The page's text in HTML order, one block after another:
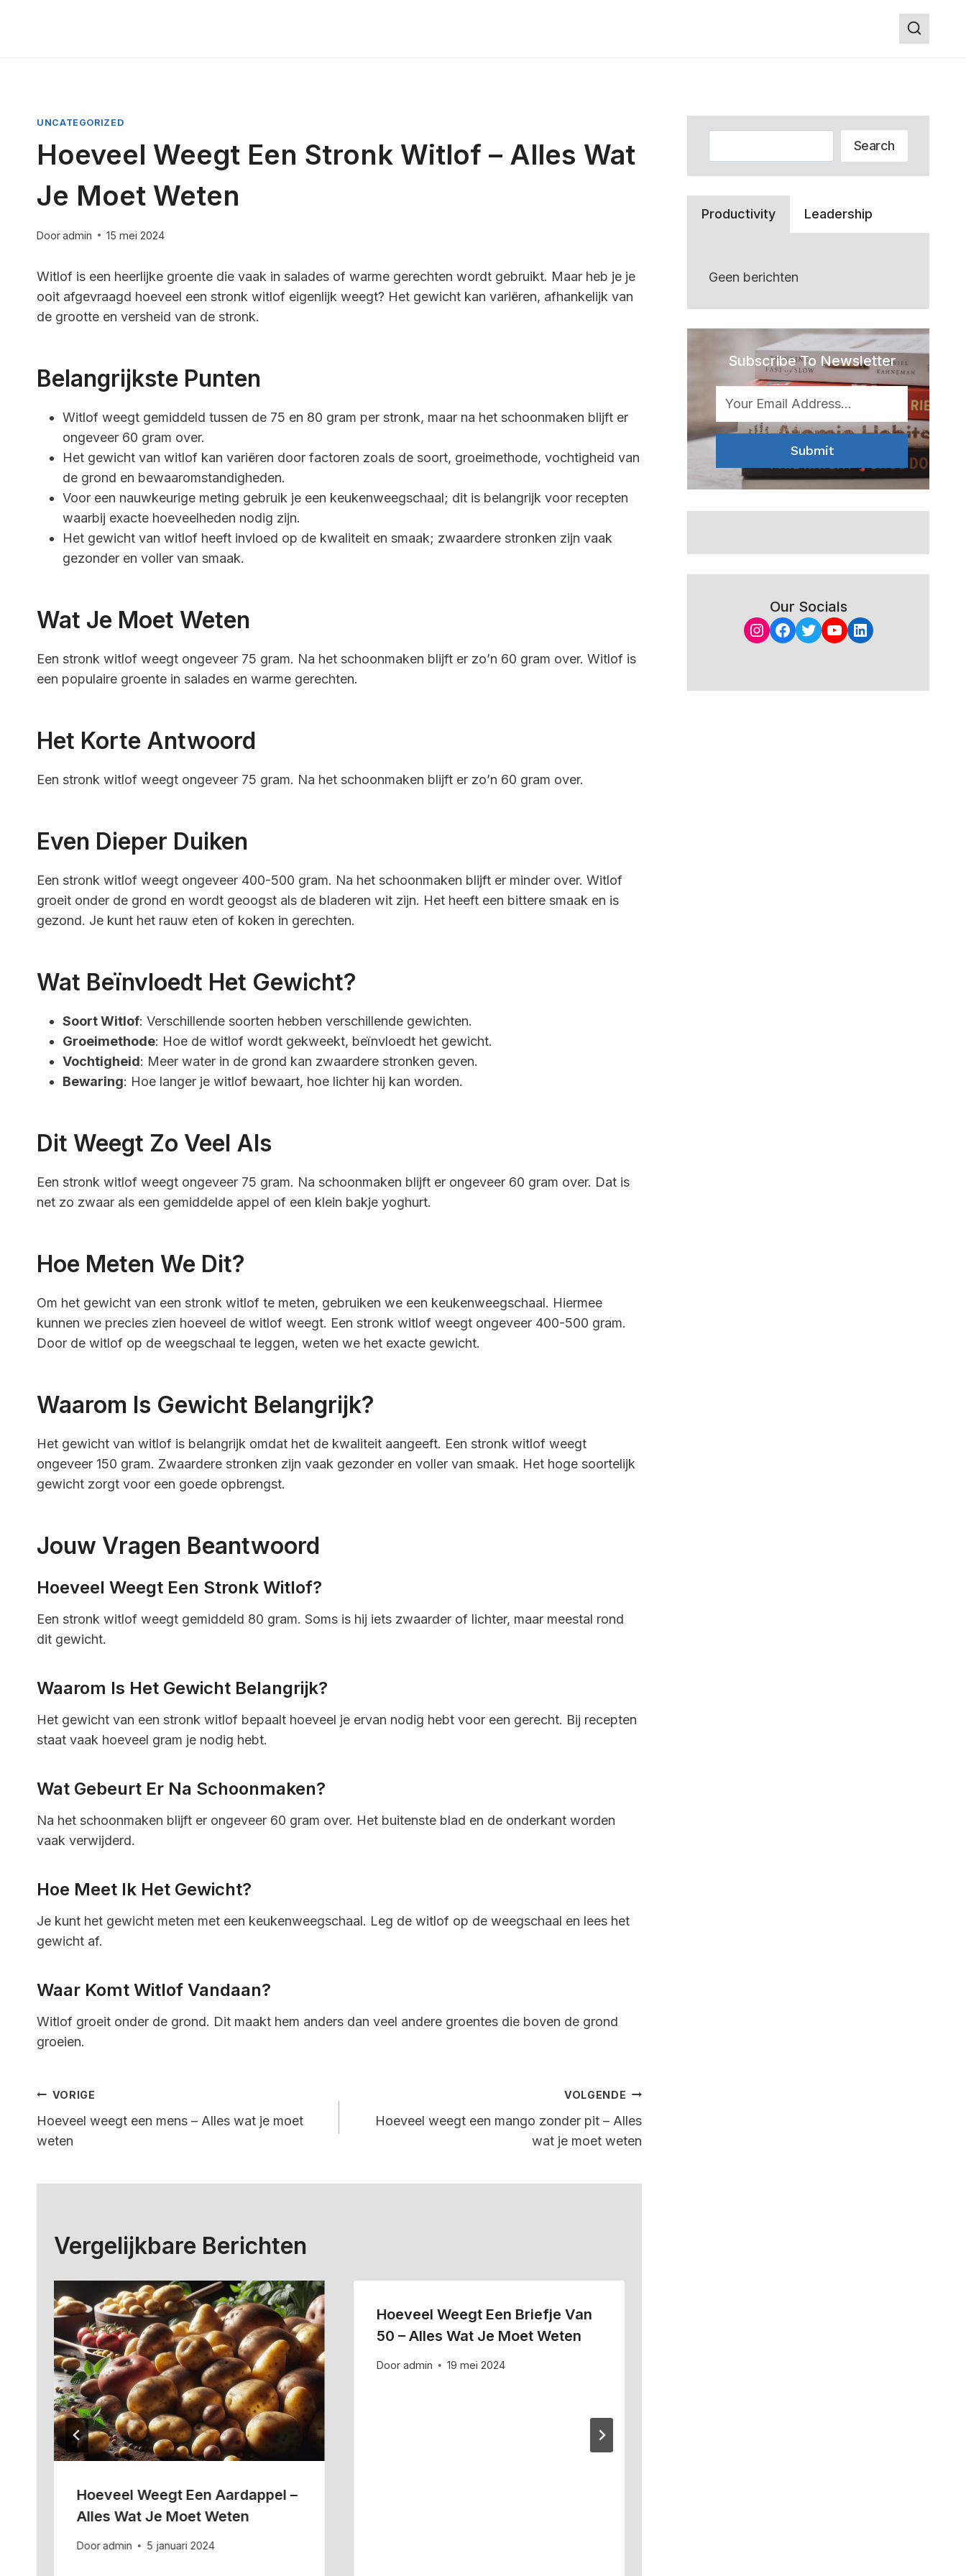
UNCATEGORIZED
Hoeveel Weegt Een Stronk Witlof – Alles Wat
Je Moet Weten
Dooradmin 15 mei 2024
Witlof is een heerlijke groente die vaak in salades of warme gerechten wordt gebruikt. Maar heb je je
ooit afgevraagd hoeveel een stronk witlof eigenlijk weegt? Het gewicht kan variëren, afhankelijk van
de grootte en versheid van de stronk.
Belangrijkste Punten
Witlof weegt gemiddeld tussen de 75 en 80 gram per stronk, maar na het schoonmaken blijft er
ongeveer 60 gram over.
Het gewicht van witlof kan variëren door factoren zoals de soort, groeimethode, vochtigheid van
de grond en bewaaromstandigheden.
Voor een nauwkeurige meting gebruik je een keukenweegschaal; dit is belangrijk voor recepten
waarbij exacte hoeveelheden nodig zijn.
Het gewicht van witlof heeft invloed op de kwaliteit en smaak; zwaardere stronken zijn vaak
gezonder en voller van smaak.
Wat Je Moet Weten
Een stronk witlof weegt ongeveer 75 gram. Na het schoonmaken blijft er zo’n 60 gram over. Witlof is
een populaire groente in salades en warme gerechten.
Het Korte Antwoord
Een stronk witlof weegt ongeveer 75 gram. Na het schoonmaken blijft er zo’n 60 gram over.
Even Dieper Duiken
Een stronk witlof weegt ongeveer 400-500 gram. Na het schoonmaken blijft er minder over. Witlof
groeit onder de grond en wordt geoogst als de bladeren wit zijn. Het heeft een bittere smaak en is
gezond. Je kunt het rauw eten of koken in gerechten.
Wat Beïnvloedt Het Gewicht?
Soort Witlof: Verschillende soorten hebben verschillende gewichten.
Groeimethode: Hoe de witlof wordt gekweekt, beïnvloedt het gewicht.
Vochtigheid: Meer water in de grond kan zwaardere stronken geven.
Bewaring: Hoe langer je witlof bewaart, hoe lichter hij kan worden.
Dit Weegt Zo Veel Als
Een stronk witlof weegt ongeveer 75 gram. Na schoonmaken blijft er ongeveer 60 gram over. Dat is
net zo zwaar als een gemiddelde appel of een klein bakje yoghurt.
Hoe Meten We Dit?
Om het gewicht van een stronk witlof te meten, gebruiken we een keukenweegschaal. Hiermee
kunnen we precies zien hoeveel de witlof weegt. Een stronk witlof weegt ongeveer 400-500 gram.
Door de witlof op de weegschaal te leggen, weten we het exacte gewicht.
Waarom Is Gewicht Belangrijk?
Het gewicht van witlof is belangrijk omdat het de kwaliteit aangeeft. Een stronk witlof weegt
ongeveer 150 gram. Zwaardere stronken zijn vaak gezonder en voller van smaak. Het hoge soortelijk
gewicht zorgt voor een goede opbrengst.
Jouw Vragen Beantwoord
Hoeveel Weegt Een Stronk Witlof?
Een stronk witlof weegt gemiddeld 80 gram. Soms is hij iets zwaarder of lichter, maar meestal rond
dit gewicht.
Waarom Is Het Gewicht Belangrijk?
Het gewicht van een stronk witlof bepaalt hoeveel je ervan nodig hebt voor een gerecht. Bij recepten
staat vaak hoeveel gram je nodig hebt.
Wat Gebeurt Er Na Schoonmaken?
Na het schoonmaken blijft er ongeveer 60 gram over. Het buitenste blad en de onderkant worden
vaak verwijderd.
Hoe Meet Ik Het Gewicht?
Je kunt het gewicht meten met een keukenweegschaal. Leg de witlof op de weegschaal en lees het
gewicht af.
Waar Komt Witlof Vandaan?
Witlof groeit onder de grond. Dit maakt hem anders dan veel andere groentes die boven de grond
groeien.
Bericht
Navigatie
VORIGE
Hoeveel weegt een mens – Alles wat je moet
weten
VOLGENDE
Hoeveel weegt een mango zonder pit – Alles
wat je moet weten
Vergelijkbare Berichten
Hoeveel Weegt Een Aardappel –
Alles Wat Je Moet Weten
Dooradmin 5 januari 2024
Hoeveel Weegt Een Briefje Van
50 – Alles Wat Je Moet Weten
Door admin 19 mei 2024
Search
Productivity Leadership
Geen berichten
Subscribe To Newsletter
Submit
Our Socials
Instagram
Facebook
Twitter
YouTube
LinkedIn